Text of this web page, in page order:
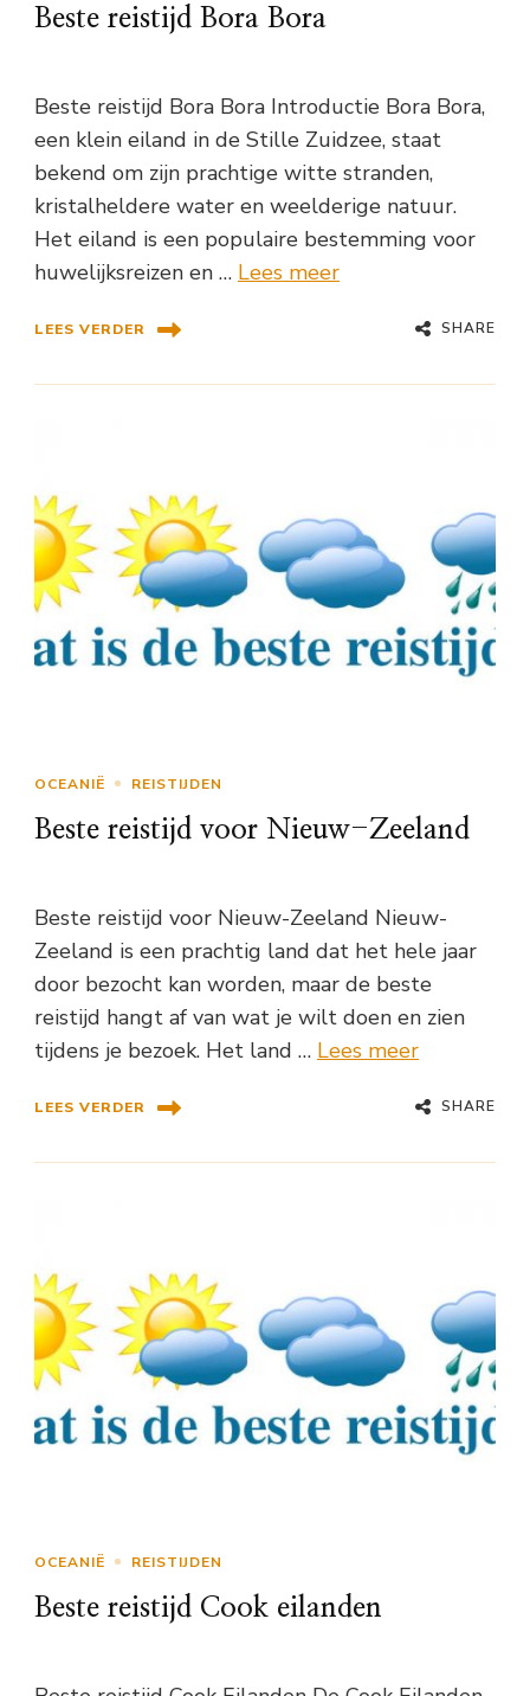
Beste reistijd Bora Bora
Beste reistijd Bora Bora Introductie Bora Bora,
een klein eiland in de Stille Zuidzee, staat
bekend om zijn prachtige witte stranden,
kristalheldere water en weelderige natuur.
Het eiland is een populaire bestemming voor
huwelijksreizen en … Lees meer
LEES VERDER SHARE
OCEANIË REISTIJDEN
Beste reistijd voor Nieuw-Zeeland
Beste reistijd voor Nieuw-Zeeland Nieuw-
Zeeland is een prachtig land dat het hele jaar
door bezocht kan worden, maar de beste
reistijd hangt af van wat je wilt doen en zien
tijdens je bezoek. Het land … Lees meer
LEES VERDER SHARE
OCEANIË REISTIJDEN
Beste reistijd Cook eilanden